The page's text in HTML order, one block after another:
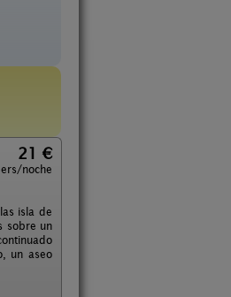
21 €
noche
isla de
sobre un
un aseo